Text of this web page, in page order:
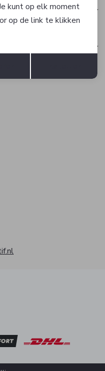
Opslaan
kunt op elk moment
op de link te klikken